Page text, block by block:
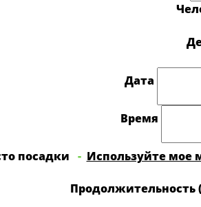
Дата
Время
посадки - Используйте мое
Продолжительность